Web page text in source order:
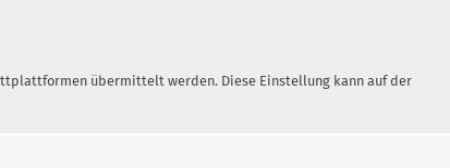
übermittelt werden. Diese Einstellung kann auf der